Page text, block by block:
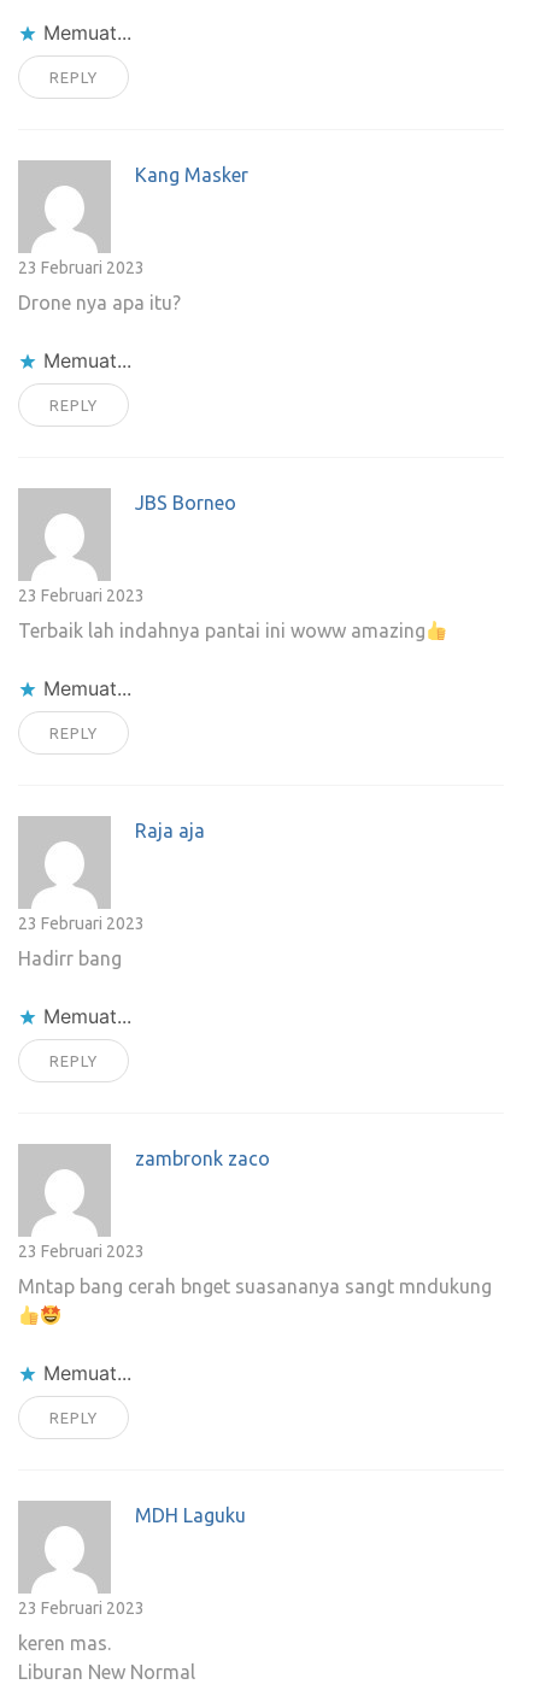
Memuat...
REPLY
Kang Masker
23 Februari 2023
Drone nya apa itu?
Memuat...
REPLY
JBS Borneo
23 Februari 2023
Terbaik lah indahnya pantai ini woww amazing
Memuat...
REPLY
Raja aja
23 Februari 2023
Hadirr bang
Memuat...
REPLY
zambronk zaco
23 Februari 2023
Mntap bang cerah bnget suasananya sangt mndukung
Memuat...
REPLY
MDH Laguku
23 Februari 2023
keren mas.
Liburan New Normal